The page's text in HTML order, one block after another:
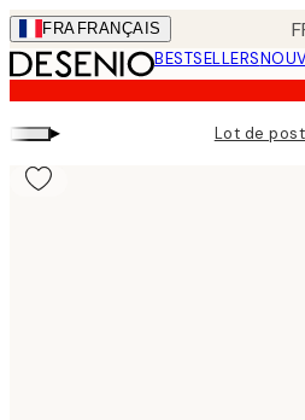
Skip
to
main
content.
FRA FRANÇAIS
BESTSELLERS
▸ Lot de